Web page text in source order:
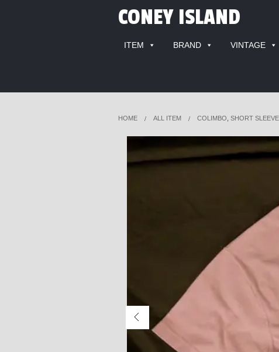
CONEY ISLAND
ITEM BRAND VINTAGE
HOME ALL ITEM COLIMBO SHORT SLEEVE